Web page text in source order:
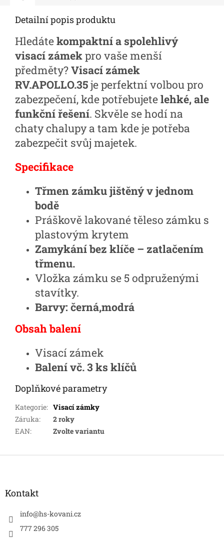
Detailní popis produktu
Hledátekompaktní a spolehlivý
visací zámekpro vaše menší
předměty?Visací zámek
RV.APOLLO.35je perfektní volbou pro
zabezpečení, kde potřebujetelehké, ale
funkční řešení. Skvěle se hodí na
chaty chalupy a tam kde je potřeba
zabezpečit svůj majetek.
Specifikace
Třmen zámku jištěný v jednom
bodě
Práškově lakované těleso zámku s
plastovým krytem
Zamykání bez klíče – zatlačením
třmenu.
Vložka zámku se 5 odpruženými
stavítky.
Barvy: černá,modrá
Obsah balení
Visací zámek
Balení vč. 3 ks klíčů
Doplňkové parametry
Kategorie: Visací zámky
Záruka:
2 roky
EAN: Zvolte variantu
Kontakt
info@hs-kovani.cz
777 296 305